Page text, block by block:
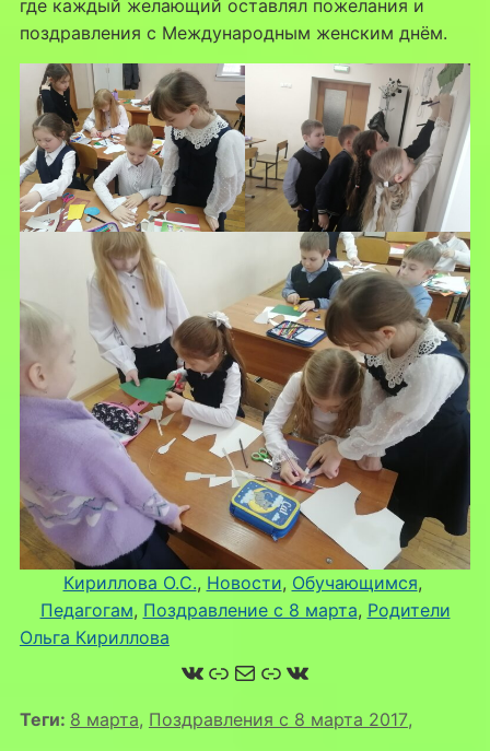
где каждый желающий оставлял пожелания и
поздравления с Международным женским днём.
Кириллова О.С., Новости, Обучающимся
Педагогам, Поздравление с 8 марта, Родители
Ольга Кириллова
ВКонтакте
Ссылка
Почта
Ссылка
ВКонтакте
Теги: 8 марта, Поздравления с 8 марта 2017,